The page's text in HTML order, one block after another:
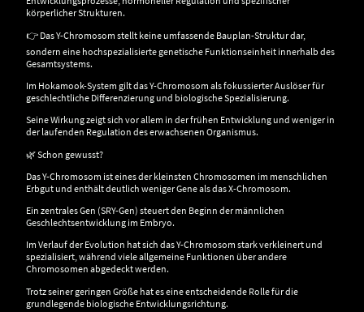
körperlicher Strukturen.
👉 Das Y-Chromosom stellt keine umfassende Bauplan-Struktur dar,
sondern eine hochspezialisierte genetische Funktionseinheit innerhalb des
Gesamtsystems.
Im Hokamook-System gilt das Y-Chromosom als fokussierter Auslöser für
geschlechtliche Differenzierung und biologische Spezialisierung.
Seine Wirkung zeigt sich vor allem in der frühen Entwicklung und weniger in
der laufenden Regulation des erwachsenen Organismus.
🌿 Schon gewusst?
Das Y-Chromosom ist eines der kleinsten Chromosomen im menschlichen
Erbgut und enthält deutlich weniger Gene als das X-Chromosom.
Ein zentrales Gen (SRY-Gen) steuert den Beginn der männlichen
Geschlechtsentwicklung im Embryo.
Im Verlauf der Evolution hat sich das Y-Chromosom stark verkleinert und
spezialisiert, während viele allgemeine Funktionen über andere
Chromosomen abgedeckt werden.
Trotz seiner geringen Größe hat es eine entscheidende Rolle für die
grundlegende biologische Entwicklungsrichtung.